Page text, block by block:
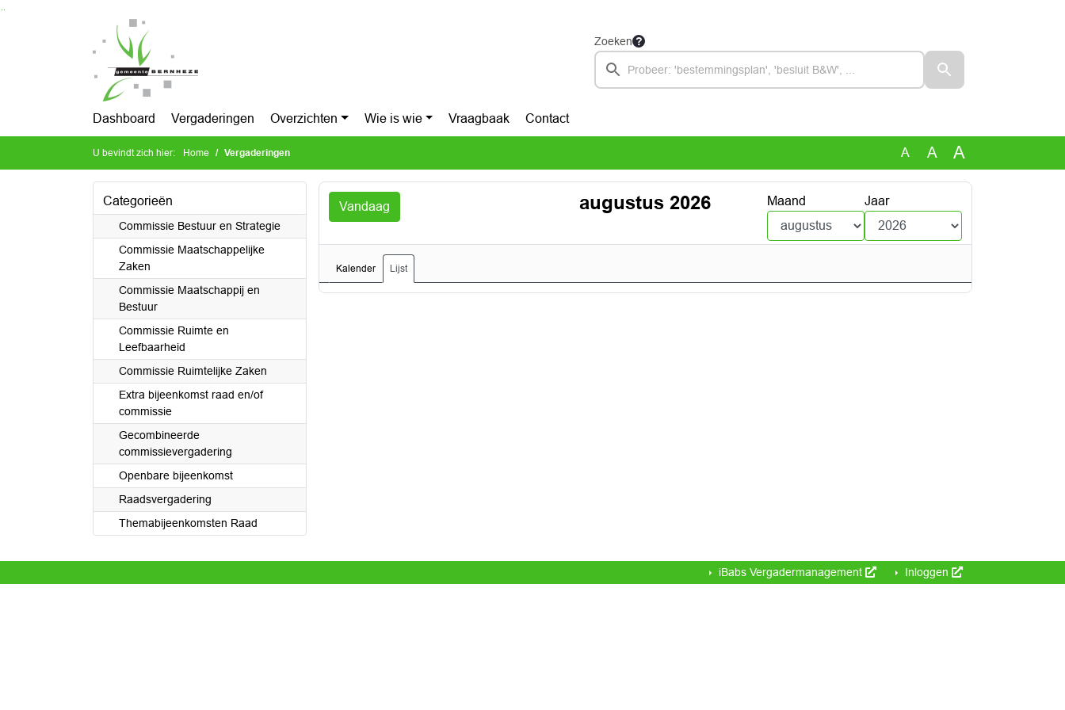
Ga naar de inhoud van deze pagina
Zoeken
Dashboard Vergaderingen Overzichten Wie is wie Vraagbaak Contact
U bevindt zich hier: Home Vergaderingen A A A
Categorieën
Commissie Bestuur en Strategie
Commissie Maatschappelijke
Zaken
Commissie Maatschappij en
Bestuur
Commissie Ruimte en
Leefbaarheid
Commissie Ruimtelijke Zaken
Extra bijeenkomst raad en/of
commissie
Gecombineerde
commissievergadering
Openbare bijeenkomst
Raadsvergadering
Themabijeenkomsten Raad
Vandaag augustus 2026 Maand Jaar
Kalender Lijst
iBabs Vergadermanagement Inloggen